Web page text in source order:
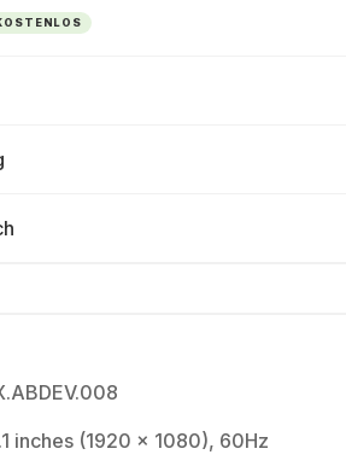
inches (1920 x 1080), 60Hz